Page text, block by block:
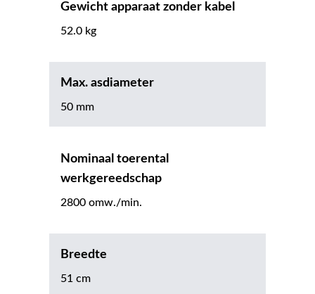
Gewicht apparaat zonder kabel
52.0 kg
Max. asdiameter
50 mm
Nominaal toerental
werkgereedschap
2800 omw./min.
Breedte
51 cm